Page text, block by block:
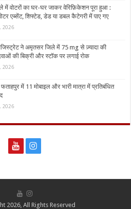
में वोटरों का घर-घर जाकर वेरिफ़िकेशन पूरा हुआ :
एब्सेंट, शिफ्टेड, डेड या डबल कैटेगरी में पाए गए
2026
ने अमृतसर जिले में 75 mg से ज़्यादा की
की बिक्री और स्टॉक पर लगाई रोक
2026
में 11 मोबाइल और भारी मात्रा में प्रतिबंधित
2026
2026, All Rights Reserved